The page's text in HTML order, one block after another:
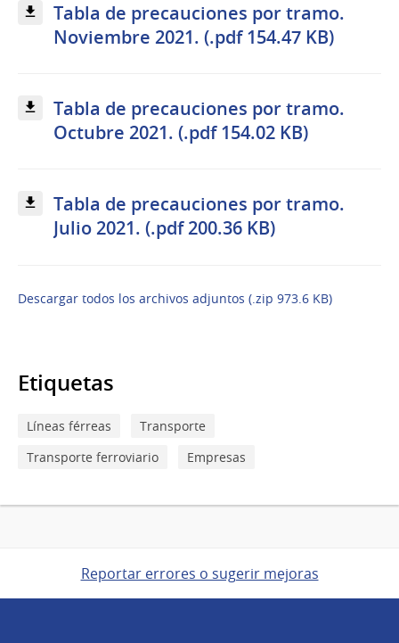
Tabla de precauciones por tramo.
Noviembre 2021. (.pdf 154.47 KB)
Tabla de precauciones por tramo.
Octubre 2021. (.pdf 154.02 KB)
Tabla de precauciones por tramo.
Julio 2021. (.pdf 200.36 KB)
Descargar todos los archivos adjuntos (.zip 973.6 KB)
Etiquetas
Líneas férreas
Transporte
Transporte ferroviario
Empresas
Reportar errores o sugerir mejoras